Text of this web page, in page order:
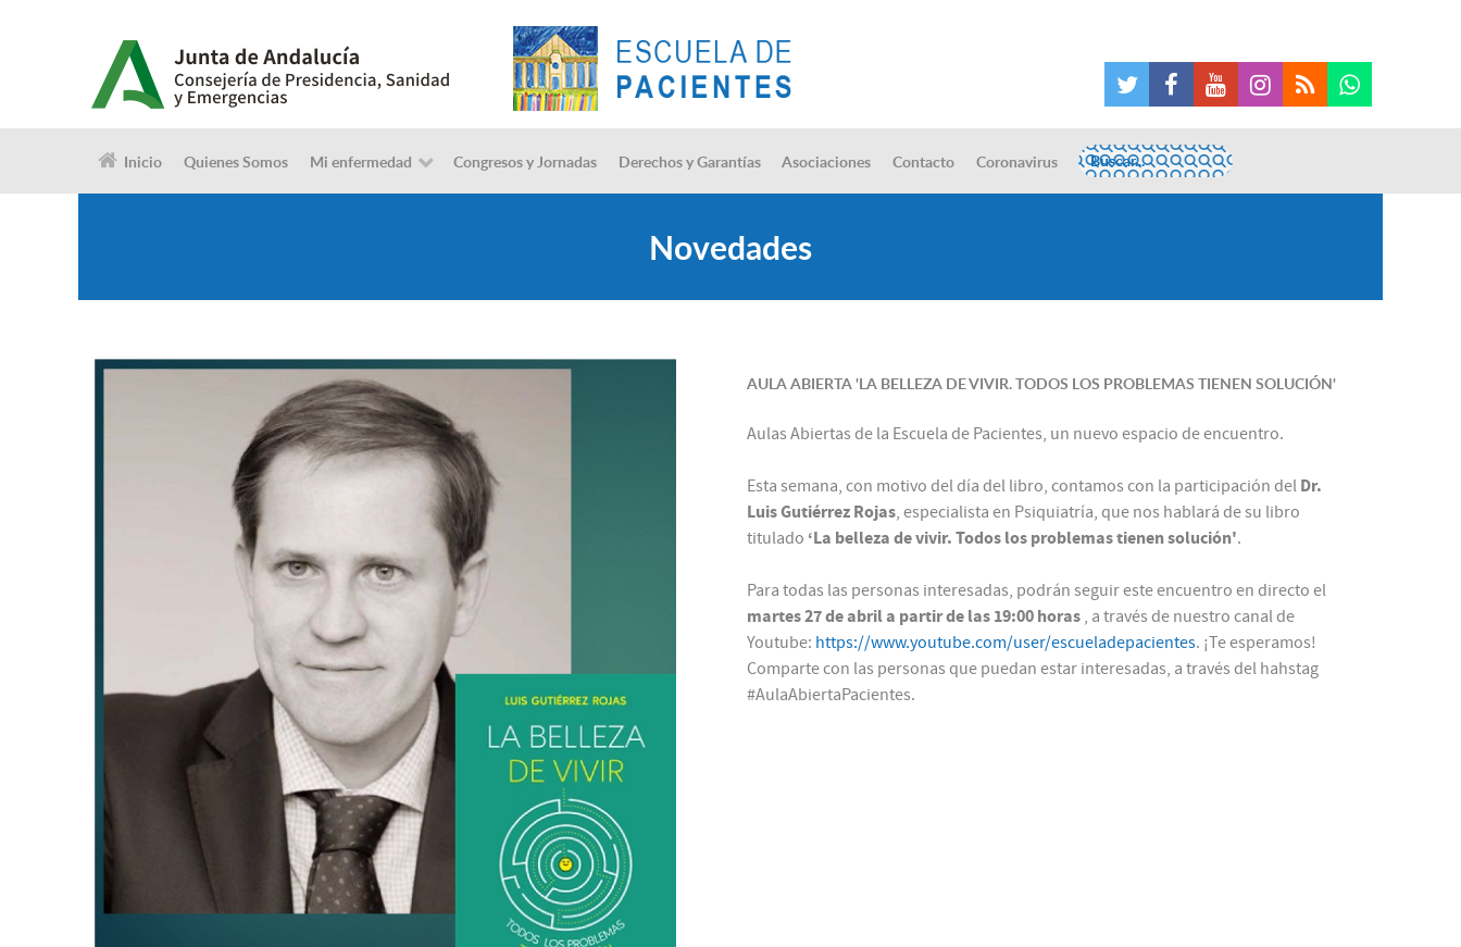
Inicio Quienes Somos Mi enfermedad Congresos y Jornadas Derechos y Garantías Asociaciones Contacto Coronavirus
Novedades
AULA ABIERTA 'LA BELLEZA DE VIVIR. TODOS LOS PROBLEMAS TIENEN SOLUCIÓN'
Aulas Abiertas de la Escuela de Pacientes, un nuevo espacio de encuentro.
Esta semana, con motivo del día del libro, contamos con la participación del Dr.
Luis Gutiérrez Rojas, especialista en Psiquiatría, que nos hablará de su libro
titulado ‘La belleza de vivir. Todos los problemas tienen solución'.
Para todas las personas interesadas, podrán seguir este encuentro en directo el
martes 27 de abril a partir de las 19:00 horas , a través de nuestro canal de
Youtube: https://www.youtube.com/user/escueladepacientes. ¡Te esperamos!
Comparte con las personas que puedan estar interesadas, a través del hahstag
#AulaAbiertaPacientes.